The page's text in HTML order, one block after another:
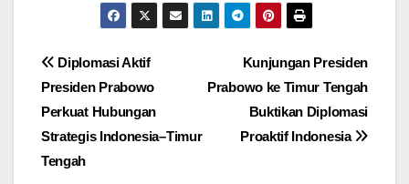
Post
navigation
Kunjungan Presiden
Prabowo ke Timur Tengah
Buktikan Diplomasi
Proaktif Indonesia
Diplomasi Aktif
Presiden Prabowo
Perkuat Hubungan
Strategis Indonesia–Timur
Tengah